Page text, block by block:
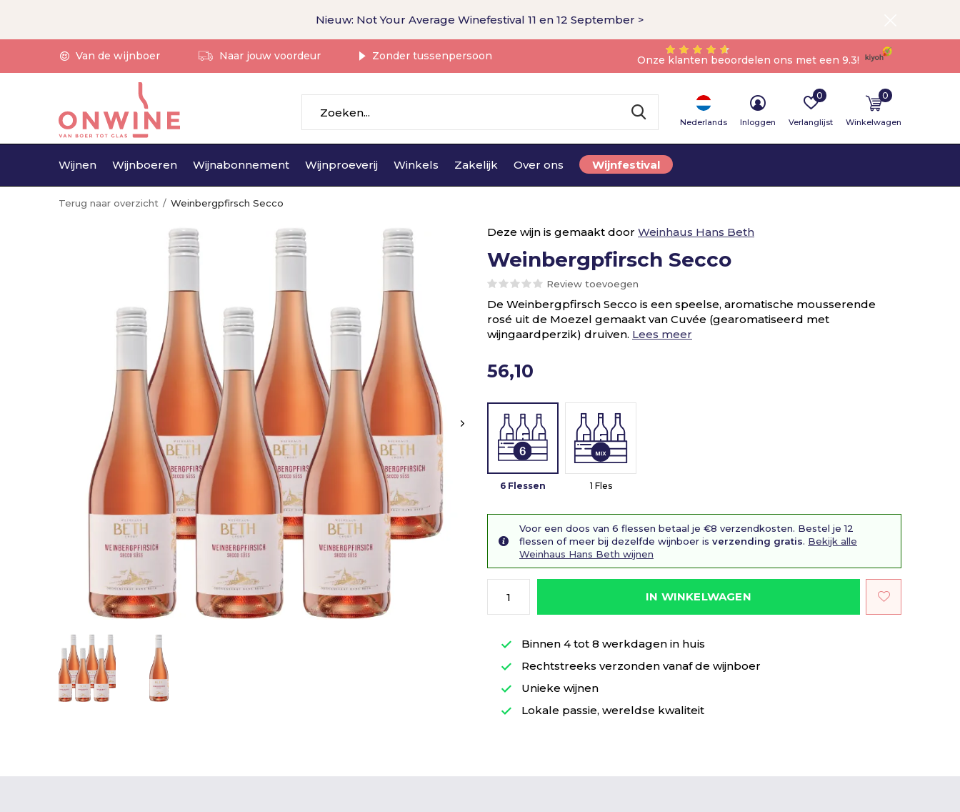
Wijnen Wijnboeren Wijnabonnement Wijnproeverij Winkels Zakelijk Over ons Wijnfestival
Nederlands Inloggen Verlanglijst
0
Winkelwagen
0
Van de wijnboer Naar jouw voordeur Zonder tussenpersoon Onze klanten beoordelen ons met een 9.3!
Nieuw: Not Your Average Winefestival 11 en 12 September >
Terug naar overzicht Weinbergpfirsch Secco
Deze wijn is gemaakt door Weinhaus Hans Beth
Weinbergpfirsch Secco
Review toevoegen
De Weinbergpfirsch Secco is een speelse, aromatische mousserende
rosé uit de Moezel gemaakt van Cuvée (gearomatiseerd met
wijngaardperzik) druiven. Lees meer
56,10
6 Flessen 1 Fles
Voor een doos van 6 flessen betaal je €8 verzendkosten. Bestel je 12
flessen of meer bij dezelfde wijnboer is verzending gratis. Bekijk alle
Weinhaus Hans Beth wijnen
IN WINKELWAGEN
Binnen 4 tot 8 werkdagen in huis
Rechtstreeks verzonden vanaf de wijnboer
Unieke wijnen
Lokale passie, wereldse kwaliteit